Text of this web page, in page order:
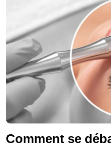
Comment se